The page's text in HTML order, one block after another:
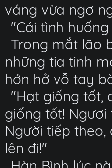
váng vừa ngơ
"Cái tình
Trong mắt lão
những tia tinh
hớn hở vỗ tay
"Hạt giống tốt,
giống tốt!
Người tiếp theo,
lên đi!"